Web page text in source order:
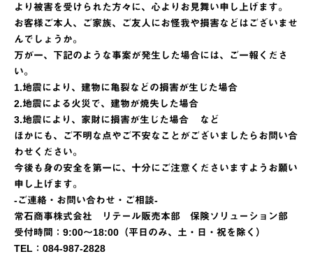
より被害を受けられた方々に、心よりお見舞い申し上げます。
お客様ご本人、ご家族、ご友人にお怪我や損害などはございませ
んでしょうか。
万が一、下記のような事案が発生した場合には、ご一報くださ
い。
1.地震により、建物に亀裂などの損害が生じた場合
2.地震による火災で、建物が焼失した場合
3.地震により、家財に損害が生じた場合 など
ほかにも、ご不明な点やご不安なことがございましたらお問い合
わせください。
今後も身の安全を第一に、十分にご注意くださいますようお願い
申し上げます。
‐ご連絡・お問い合わせ・ご相談-
常石商事株式会社 リテール販売本部 保険ソリューション部
受付時間：9:00～18:00（平日のみ、土・日・祝を除く）
TEL：084-987-2828